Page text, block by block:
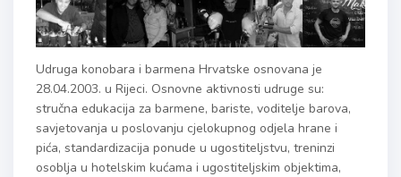
Udruga konobara i barmena Hrvatske osnovana je
28.04.2003. u Rijeci. Osnovne aktivnosti udruge su:
stručna edukacija za barmene, bariste, voditelje barova,
savjetovanja u poslovanju cjelokupnog odjela hrane i
pića, standardizacija ponude u ugostiteljstvu, treninzi
osoblja u hotelskim kućama i ugostiteljskim objektima,